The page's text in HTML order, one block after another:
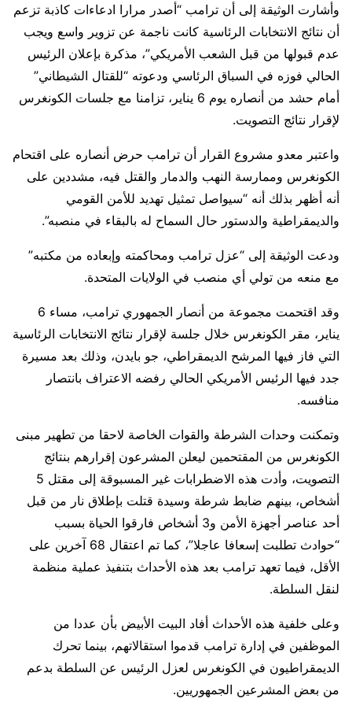
وأشارت الوثيقة إلى أن ترامب “أصدر مرارا ادعاءات كاذبة تزعم
أن نتائج الانتخابات الرئاسية كانت ناجمة عن تزوير واسع ويجب
عدم قبولها من قبل الشعب الأمريكي”، مذكرة بإعلان الرئيس
الحالي فوزه في السباق الرئاسي ودعوته “للقتال الشيطاني”
أمام حشد من أنصاره يوم 6 يناير، تزامنا مع جلسات الكونغرس
لإقرار نتائج التصويت.
واعتبر معدو مشروع القرار أن ترامب حرض أنصاره على اقتحام
الكونغرس وممارسة النهب والدمار والقتل فيه، مشددين على
أنه أظهر بذلك أنه “سيواصل تمثيل تهديد للأمن القومي
والديمقراطية والدستور حال السماح له بالبقاء في منصبه”.
ودعت الوثيقة إلى “عزل ترامب ومحاكمته وإبعاده من مكتبه”
مع منعه من تولي أي منصب في الولايات المتحدة.
وقد اقتحمت مجموعة من أنصار الجمهوري ترامب، مساء 6
يناير، مقر الكونغرس خلال جلسة لإقرار نتائج الانتخابات الرئاسية
التي فاز فيها المرشح الديمقراطي، جو بايدن، وذلك بعد مسيرة
جدد فيها الرئيس الأمريكي الحالي رفضه الاعتراف بانتصار
منافسه.
وتمكنت وحدات الشرطة والقوات الخاصة لاحقا من تطهير مبنى
الكونغرس من المقتحمين ليعلن المشرعون إقرارهم بنتائج
التصويت، وأدت هذه الاضطرابات غير المسبوقة إلى مقتل 5
أشخاص، بينهم ضابط شرطة وسيدة قتلت بإطلاق نار من قبل
أحد عناصر أجهزة الأمن و3 أشخاص فارقوا الحياة بسبب
“حوادث تطلبت إسعافا عاجلا”، كما تم اعتقال 68 آخرين على
الأقل، فيما تعهد ترامب بعد هذه الأحداث بتنفيذ عملية منظمة
لنقل السلطة.
وعلى خلفية هذه الأحداث أفاد البيت الأبيض بأن عددا من
الموظفين في إدارة ترامب قدموا استقالاتهم، بينما تحرك
الديمقراطيون في الكونغرس لعزل الرئيس عن السلطة بدعم
من بعض المشرعين الجمهوريين.